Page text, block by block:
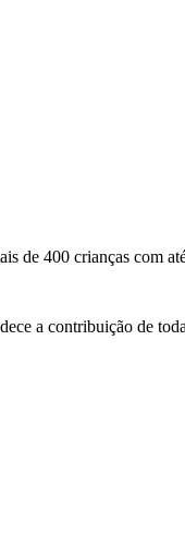
de 400 crianças com
a contribuição de